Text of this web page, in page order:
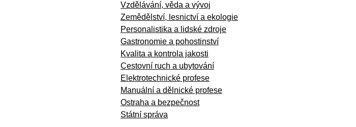
Vzdělávání, věda a vývoj
Zemědělství, lesnictví a ekologie
Personalistika a lidské zdroje
Gastronomie a pohostinství
Kvalita a kontrola jakosti
Cestovní ruch a ubytování
Elektrotechnické profese
Manuální a dělnické profese
Ostraha a bezpečnost
Státní správa